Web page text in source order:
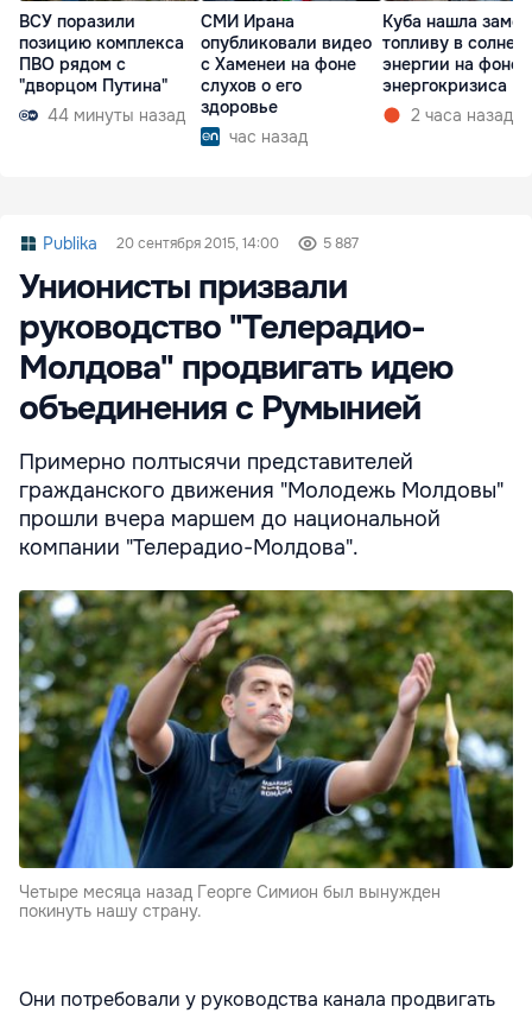
ВСУ поразили
позицию комплекса
ПВО рядом с
"дворцом Путина"
44 минуты назад
СМИ Ирана
опубликовали видео
с Хаменеи на фоне
слухов о его
здоровье
час назад
Куба нашла
топливу в
энергии на фоне
энергокризиса
2 часа назад
Publika 20 сентября 2015, 14:00 5 887
Унионисты призвали
руководство "Телерадио-
Молдова" продвигать идею
объединения с Румынией
Примерно полтысячи представителей
гражданского движения "Молодежь Молдовы"
прошли вчера маршем до национальной
компании "Телерадио-Молдова".
Четыре месяца назад Георге Симион был вынужден
покинуть нашу страну.
Они потребовали у руководства канала продвигать